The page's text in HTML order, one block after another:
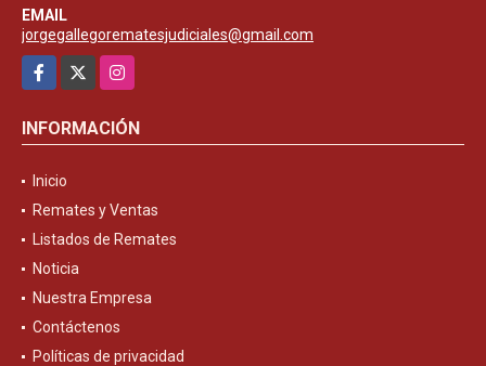
EMAIL
jorgegallegorematesjudiciales@gmail.com
Facebook
Instagram
INFORMACIÓN
Inicio
Remates y Ventas
Listados de Remates
Noticia
Nuestra Empresa
Contáctenos
Políticas de privacidad